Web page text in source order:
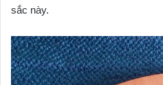
sắc này.